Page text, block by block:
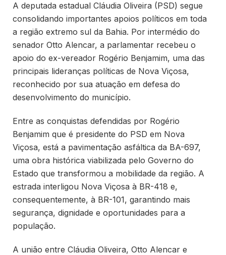
A deputada estadual Cláudia Oliveira (PSD) segue
consolidando importantes apoios políticos em toda
a região extremo sul da Bahia. Por intermédio do
senador Otto Alencar, a parlamentar recebeu o
apoio do ex-vereador Rogério Benjamim, uma das
principais lideranças políticas de Nova Viçosa,
reconhecido por sua atuação em defesa do
desenvolvimento do município.
Entre as conquistas defendidas por Rogério
Benjamim que é presidente do PSD em Nova
Viçosa, está a pavimentação asfáltica da BA-697,
uma obra histórica viabilizada pelo Governo do
Estado que transformou a mobilidade da região. A
estrada interligou Nova Viçosa à BR-418 e,
consequentemente, à BR-101, garantindo mais
segurança, dignidade e oportunidades para a
população.
A união entre Cláudia Oliveira, Otto Alencar e